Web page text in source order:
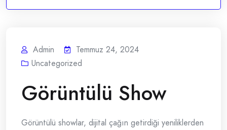
Admin
Temmuz 24, 2024
Uncategorized
Görüntülü Show
Görüntülü showlar, dijital çağın getirdiği yeniliklerden